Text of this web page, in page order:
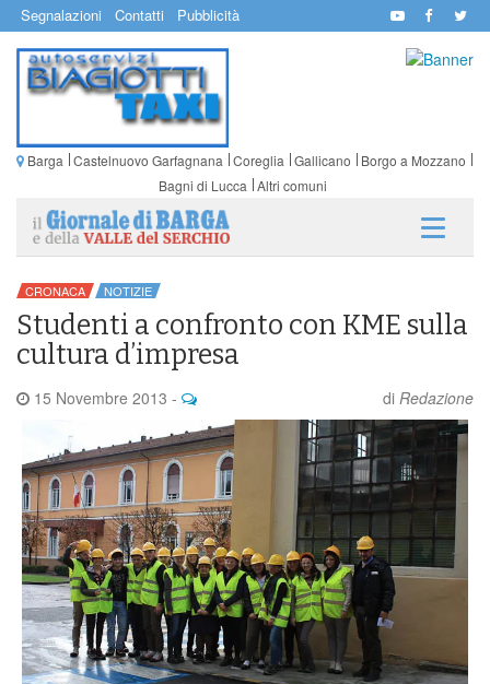
Segnalazioni Contatti Pubblicità
Barga Castelnuovo Garfagnana Coreglia Gallicano
Borgo a Mozzano
Bagni di Lucca Altri comuni
CRONACA NOTIZIE
Studenti a confronto con KME sulla
cultura d’impresa
15 Novembre 2013 - di Redazione